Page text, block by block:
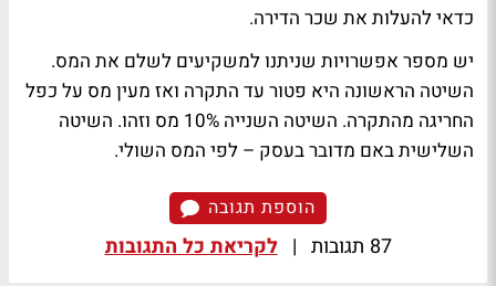
כדאי להעלות את שכר הדירה.
יש מספר אפשרויות שניתנו למשקיעים לשלם את המס.
השיטה הראשונה היא פטור עד התקרה ואז מעין מס על כפל
החריגה מהתקרה. השיטה השנייה 10% מס וזהו. השיטה
השלישית באם מדובר בעסק – לפי המס השולי.
הוספת תגובה
87 תגובות | לקריאת כל התגובות